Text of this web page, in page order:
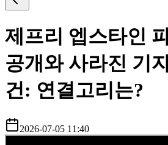
제프리 엡스타인
공개와 사라진 기
건: 연결고리는?
2026-07-05 11:40